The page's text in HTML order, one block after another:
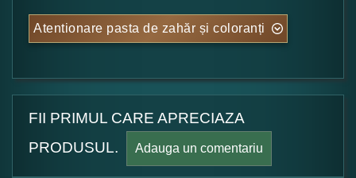
Atentionare pasta de zahăr și coloranți
FII PRIMUL CARE APRECIAZA
PRODUSUL.
Adauga un comentariu